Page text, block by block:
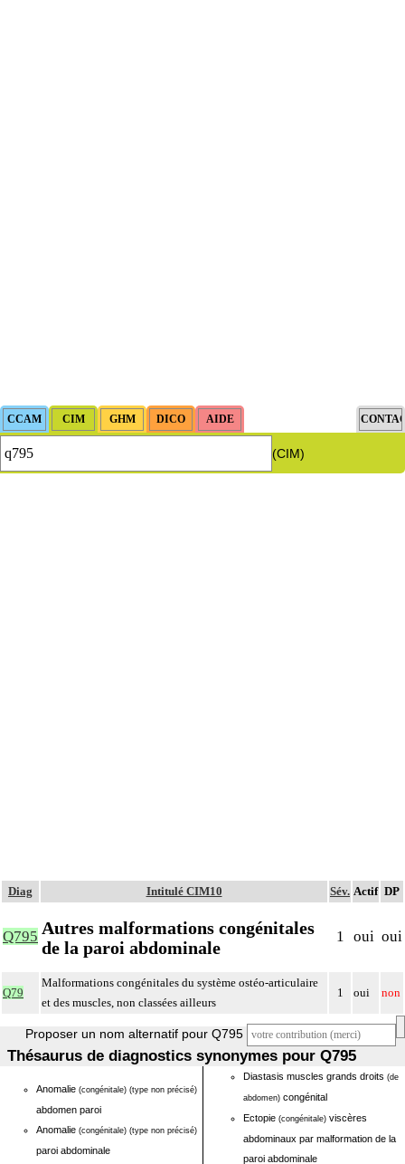
(CIM)
Diag Intitulé CIM10 Sév. Actif DP
Q795 Autres malformations congénitales
de la paroi abdominale
1 oui oui
Q79
Malformations congénitales du système ostéo-articulaire
et des muscles, non classées ailleurs
1 oui non
Proposer un nom alternatif pour Q795
Thésaurus de diagnostics synonymes pour Q795
Anomalie (congénitale) (type non précisé)
abdomen paroi
Anomalie (congénitale) (type non précisé)
paroi abdominale
Diastasis muscles grands droits (de
abdomen) congénital
Ectopie (congénitale) viscères
abdominaux par malformation de la
paroi abdominale